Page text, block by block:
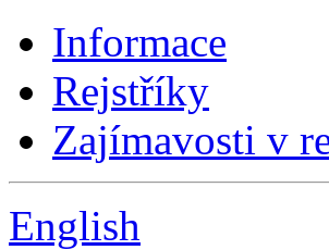
Informace
Rejstříky
Zajímavosti v
English